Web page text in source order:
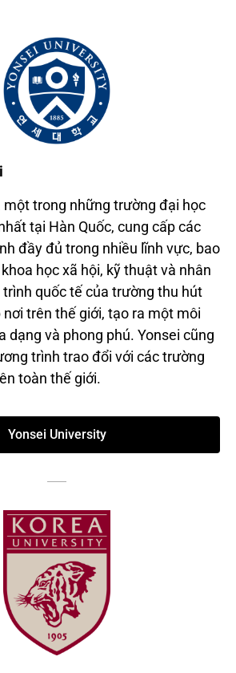
một trong những trường đại học
tại Hàn Quốc, cung cấp các
đầy đủ trong nhiều lĩnh vực, bao
học xã hội, kỹ thuật và nhân
quốc tế của trường thu hút
trên thế giới, tạo ra một môi
dạng và phong phú. Yonsei cũng
trình trao đổi với các trường
toàn thế giới.
Yonsei University